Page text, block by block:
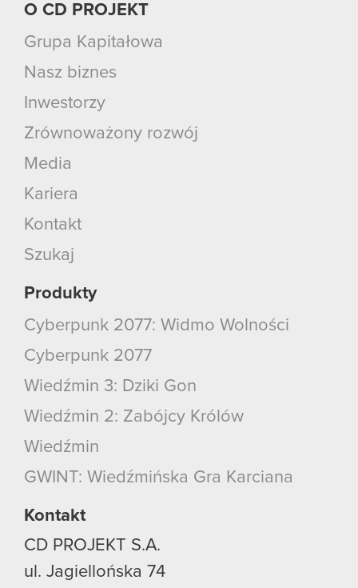
O CD PROJEKT
Grupa Kapitałowa
Nasz biznes
Inwestorzy
Zrównoważony rozwój
Media
Kariera
Kontakt
Szukaj
Produkty
Cyberpunk 2077: Widmo Wolności
Cyberpunk 2077
Wiedźmin 3: Dziki Gon
Wiedźmin 2: Zabójcy Królów
Wiedźmin
GWINT: Wiedźmińska Gra Karciana
Kontakt
CD PROJEKT S.A.
ul. Jagiellońska 74